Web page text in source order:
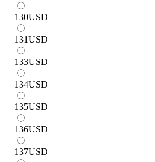
130USD
131USD
133USD
134USD
135USD
136USD
137USD